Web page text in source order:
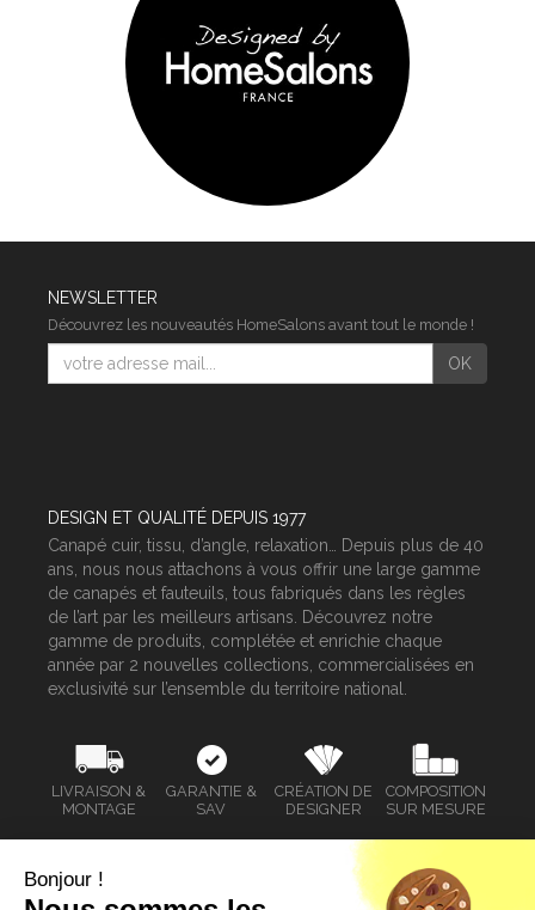
NEWSLETTER
Découvrez les nouveautés HomeSalons avant tout le monde !
OK
DESIGN ET QUALITÉ DEPUIS 1977
Canapé cuir, tissu, d’angle, relaxation… Depuis plus de 40
ans, nous nous attachons à vous offrir une large gamme
de canapés et fauteuils, tous fabriqués dans les règles
de l’art par les meilleurs artisans. Découvrez notre
gamme de produits, complétée et enrichie chaque
année par 2 nouvelles collections, commercialisées en
exclusivité sur l’ensemble du territoire national.
LIVRAISON &
MONTAGE
GARANTIE &
SAV
CRÉATION DE
DESIGNER
COMPOSITION
SUR MESURE
Bonjour !